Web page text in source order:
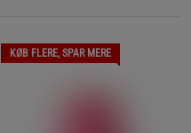
KØB FLERE, SPAR MERE